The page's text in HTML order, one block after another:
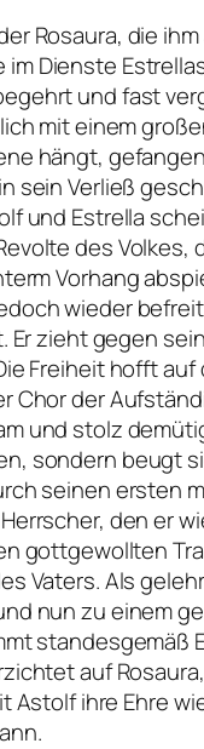
Rosaura, die ihm
im Dienste
und fast
mit einem
hängt,
sein Verließ
und Estrella
des Volkes,
Vorhang
wieder
Er zieht gegen
Freiheit hofft auf
Chor der
und stolz
sondern beugt
seinen ersten
den er
gottgewollten
Vaters. Als
nun zu einem
standesgemäß
auf
Astolf ihre Ehre